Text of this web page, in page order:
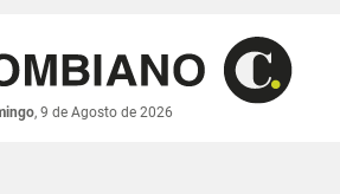
, 9 de Agosto de 2026